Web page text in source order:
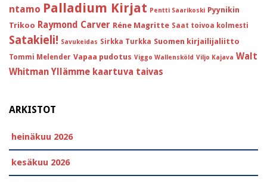
ntamo Palladium Kirjat Pentti Saarikoski Pyynikin
Trikoo Raymond Carver Réne Magritte Saat toivoa kolmesti
Satakieli! Savukeidas Sirkka Turkka Suomen kirjailijaliitto
Tommi Melender Vapaa pudotus Viggo Wallensköld Viljo Kajava Walt
Whitman Yllämme kaartuva taivas
ARKISTOT
heinäkuu 2026
kesäkuu 2026